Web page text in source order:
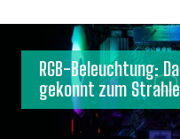
RGB-Beleuchtung:
gekonnt zum